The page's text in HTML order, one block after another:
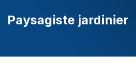
Paysagiste jardinier